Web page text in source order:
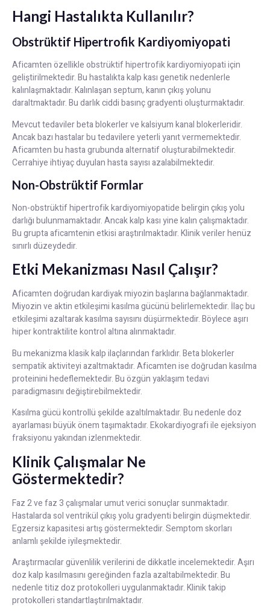
Hangi Hastalıkta Kullanılır?
Obstrüktif Hipertrofik Kardiyomiyopati
Aficamten özellikle obstrüktif hipertrofik kardiyomiyopati için
geliştirilmektedir. Bu hastalıkta kalp kası genetik nedenlerle
kalınlaşmaktadır. Kalınlaşan septum, kanın çıkış yolunu
daraltmaktadır. Bu darlık ciddi basınç gradyenti oluşturmaktadır.
Mevcut tedaviler beta blokerler ve kalsiyum kanal blokerleridir.
Ancak bazı hastalar bu tedavilere yeterli yanıt vermemektedir.
Aficamten bu hasta grubunda alternatif oluşturabilmektedir.
Cerrahiye ihtiyaç duyulan hasta sayısı azalabilmektedir.
Non-Obstrüktif Formlar
Non-obstrüktif hipertrofik kardiyomiyopatide belirgin çıkış yolu
darlığı bulunmamaktadır. Ancak kalp kası yine kalın çalışmaktadır.
Bu grupta aficamtenin etkisi araştırılmaktadır. Klinik veriler henüz
sınırlı düzeydedir.
Etki Mekanizması Nasıl Çalışır?
Aficamten doğrudan kardiyak miyozin başlarına bağlanmaktadır.
Miyozin ve aktin etkileşimi kasılma gücünü belirlemektedir. İlaç bu
etkileşimi azaltarak kasılma sayısını düşürmektedir. Böylece aşırı
hiper kontraktilite kontrol altına alınmaktadır.
Bu mekanizma klasik kalp ilaçlarından farklıdır. Beta blokerler
sempatik aktiviteyi azaltmaktadır. Aficamten ise doğrudan kasılma
proteinini hedeflemektedir. Bu özgün yaklaşım tedavi
paradigmasını değiştirebilmektedir.
Kasılma gücü kontrollü şekilde azaltılmaktadır. Bu nedenle doz
ayarlaması büyük önem taşımaktadır. Ekokardiyografi ile ejeksiyon
fraksiyonu yakından izlenmektedir.
Klinik Çalışmalar Ne
Göstermektedir?
Faz 2 ve faz 3 çalışmalar umut verici sonuçlar sunmaktadır.
Hastalarda sol ventrikül çıkış yolu gradyenti belirgin düşmektedir.
Egzersiz kapasitesi artış göstermektedir. Semptom skorları
anlamlı şekilde iyileşmektedir.
Araştırmacılar güvenlilik verilerini de dikkatle incelemektedir. Aşırı
doz kalp kasılmasını gereğinden fazla azaltabilmektedir. Bu
nedenle titiz doz protokolleri uygulanmaktadır. Klinik takip
protokolleri standartlaştırılmaktadır.